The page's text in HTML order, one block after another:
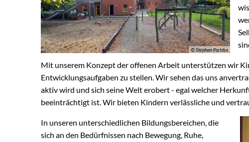
© Stephan Pietzka
Mit unserem Konzept der offenen Arbeit unterstützen wir
Entwicklungsaufgaben zu stellen. Wir sehen das uns
aktiv wird und sich seine Welt erobert - egal welcher
beeinträchtigt ist. Wir bieten Kindern verlässliche und
In unseren unterschiedlichen Bildungsbereichen, die
sich an den Bedürfnissen nach Bewegung, Ruhe,